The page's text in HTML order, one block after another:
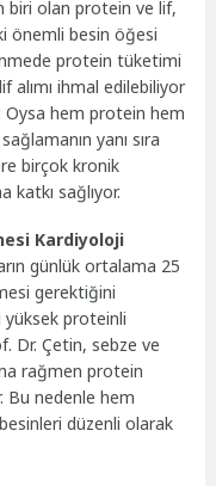
biri olan protein ve lif,
önemli besin öğesi
protein tüketimi
alımı ihmal edilebiliyor
Oysa hem protein hem
yanı sıra
birçok kronik
katkı sağlıyor.
Kardiyoloji
günlük ortalama 25
gerektiğini
yüksek proteinli
Dr. Çetin, sebze ve
rağmen protein
Bu nedenle hem
düzenli olarak